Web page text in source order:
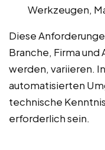
Werkzeugen,
Diese
Branche, Firma
werden, variieren.
automatisierten
technische
erforderlich sein.